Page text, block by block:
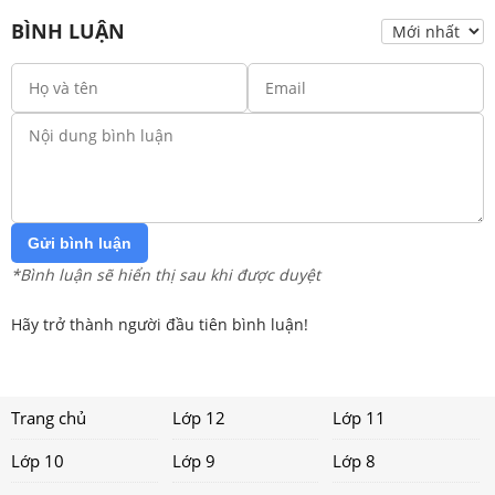
BÌNH LUẬN
Gửi bình luận
*Bình luận sẽ hiển thị sau khi được duyệt
Hãy trở thành người đầu tiên bình luận!
Trang chủ Lớp 12
Lớp 11
Lớp 10
Lớp 9
Lớp 8